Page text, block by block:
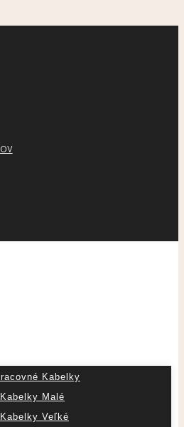
Kabelky
Malé
Veľké